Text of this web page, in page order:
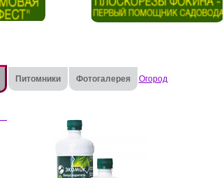
Питомники Фотогалерея Огород